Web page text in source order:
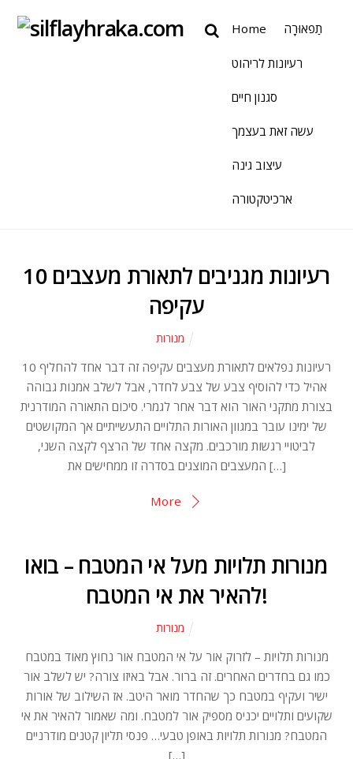
Home תַפאוּרָה
רעיונות לריהוט
סגנון חיים
עשה זאת בעצמך
עיצוב גינה
ארכיטקטורה
10 רעיונות מגניבים לתאורת מעצבים
עקיפה
מנורות
10 רעיונות נפלאים לתאורת מעצבים עקיפה זה דבר אחד להחליף
אהיל כדי להוסיף צבע של צבע לחדר, אבל לשלב אמנות גבוהה
בצורת מתקני האור הוא דבר אחר לגמרי. סיכום התאורה המודרנית
של ימינו עובר במגוון האורות התלויים התעשייתיים אך המקושטים
לביטויי רגשות מורכבים. מקצה אחד של הרצף לקצה השני,
המעצבים המוצגים בסדרה זו ממחישים את […]
More
מנורות תלויות מעל אי המטבח – בואו
להאיר את אי המטבח!
מנורות
מנורות תלויות – לזרוק אור על אי המטבח אור נחוץ מאוד במטבח
כמו גם בחדרים האחרים. זה ברור. אבל באיזו צורה? יש לשלב אור
ישיר ועקיף במטבח כך שהחדר מואר היטב. אז השילוב של אורות
שקועים ותלויים יכניס מספיק אור למטבח. ומה שאמור להאיר את אי
המטבח? מנורות תלויות באופן טבעי… פנסי תליון קטנים מודרניים
[…]